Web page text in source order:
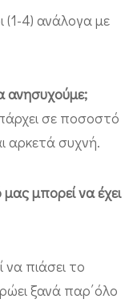
(1-4) ανάλογα με
ανησυχούμε;
σε ποσοστό
αρκετά συχνή.
μπορεί να έχει
να πιάσει το
ξανά παρ΄όλο